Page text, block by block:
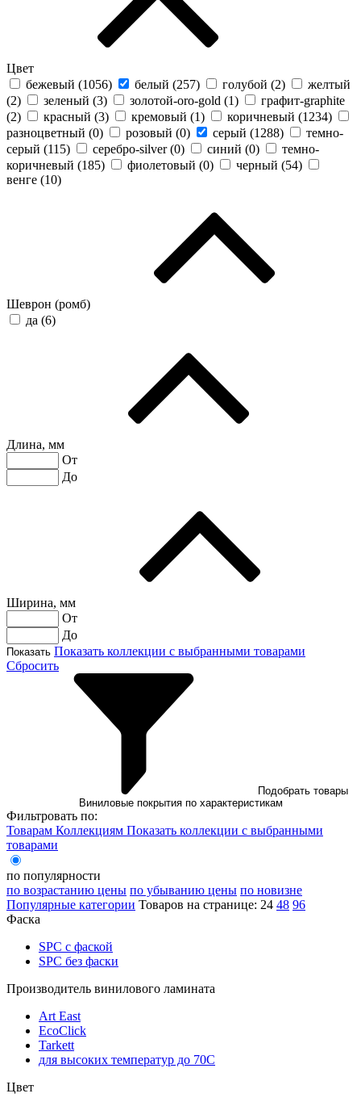
Цвет
бежевый (1056) белый (257) голубой (2)
желтый
(2) зеленый (3) золотой-oro-gold (1)
графит-graphite
(2) красный (3) кремовый (1) коричневый (1234)
разноцветный (0) розовый (0) серый (1288)
темно-
серый (115) серебро-silver (0) синий (0)
темно-
коричневый (185) фиолетовый (0) черный (54)
венге (10)
Шеврон (ромб)
да (6)
Длина, мм
От
До
Ширина, мм
От
До
Показать Показать коллекции с выбранными товарами
Сбросить
Виниловые покрытия по характеристикам
Фильтровать по:
Товарам Коллекциям Показать коллекции с выбранными
товарами
по популярности
по возрастанию цены по убыванию цены по новизне
Популярные категории Товаров на странице: 24 48 96
Фаска
SPC с фаской
SPC без фаски
Производитель винилового ламината
Art East
EcoClick
Tarkett
для высоких температур до 70С
Цвет